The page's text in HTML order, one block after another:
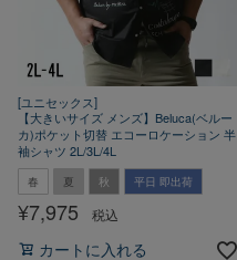
[ユニセックス]
【大きいサイズ メンズ】Beluca(ベルー
カ)ポケット切替 エコーロケーション 半
袖シャツ 2L/3L/4L
春 夏 秋 平日 即出荷
¥7,975 税込
カートに入れる